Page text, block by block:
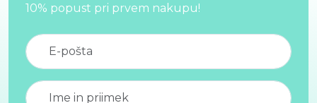
10% popust pri prvem nakupu!